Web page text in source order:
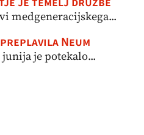
medgeneracijskega...
Neum
junija je potekalo...